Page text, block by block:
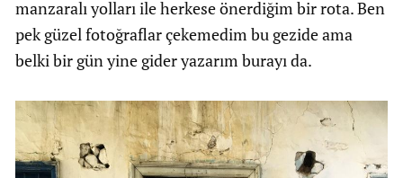
manzaralı yolları ile herkese önerdiğim bir rota. Ben
pek güzel fotoğraflar çekemedim bu gezide ama
belki bir gün yine gider yazarım burayı da.